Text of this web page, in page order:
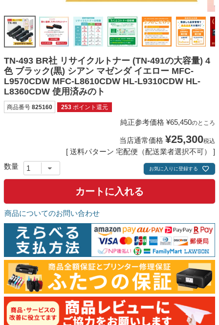
ご利用ガイド
よくある質問
お問い合わせ
会員専用商品
説明書ダウンロード
TN-493 BR社 リサイクルトナー (TN-491の大容量) 4
色 ブラック(黒) シアン マゼンダ イエロー MFC-
L9570CDW MFC-L8610CDW HL-L9310CDW HL-
L8360CDW 使用済みのト
商品番号 825160 253 ポイント還元
純正参考価格 ¥65,450のところ
当店通常価格 ¥25,300税込
送料パターン 宅配便（配送業者選択不可）
お気に入りに登録する
カートに入れる
商品についてのお問い合わせ